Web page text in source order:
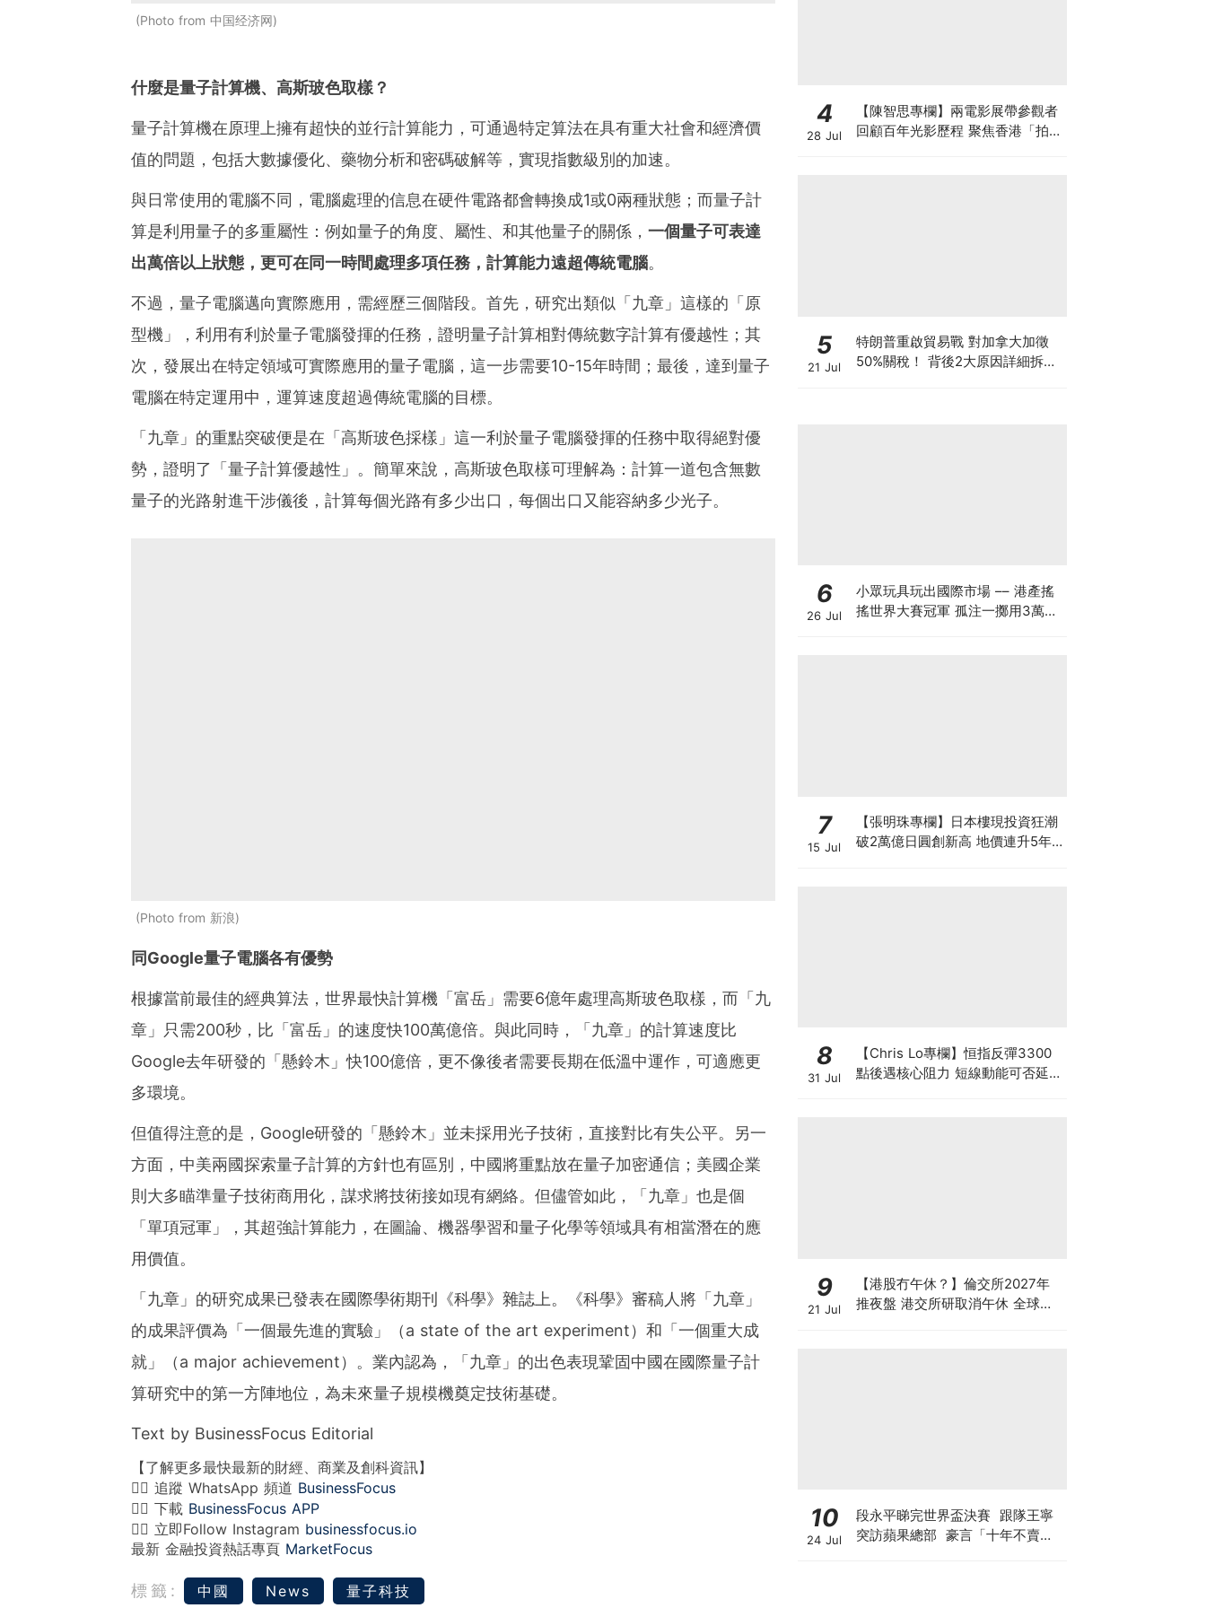
Photo from 中国经济网
什麼是量子計算機、高斯玻色取樣？
量子計算機在原理上擁有超快的並行計算能力，可通過特定算法在具有重大社會和經濟價
值的問題，包括大數據優化、藥物分析和密碼破解等，實現指數級別的加速。
與日常使用的電腦不同，電腦處理的信息在硬件電路都會轉換成1或0兩種狀態；而量子計
算是利用量子的多重屬性：例如量子的角度、屬性、和其他量子的關係， 一個量子可表達
出萬倍以上狀態，更可在同一時間處理多項任務，計算能力遠超傳統電腦。
不過，量子電腦邁向實際應用，需經歷三個階段。首先，研究出類似「九章」這樣的「原
型機」，利用有利於量子電腦發揮的任務，證明量子計算相對傳統數字計算有優越性；其
次，發展出在特定領域可實際應用的量子電腦，這一步需要10-15年時間；最後，達到量子
電腦在特定運用中，運算速度超過傳統電腦的目標。
「九章」的重點突破便是在「高斯玻色採樣」這一利於量子電腦發揮的任務中取得絕對優
勢，證明了「量子計算優越性」。簡單來說，高斯玻色取樣可理解為：計算一道包含無數
量子的光路射進干涉儀後，計算每個光路有多少出口，每個出口又能容納多少光子。
Photo from 新浪
同Google量子電腦各有優勢
根據當前最佳的經典算法，世界最快計算機「富岳」需要6億年處理高斯玻色取樣，而「九
章」只需200秒，比「富岳」的速度快100萬億倍。與此同時，「九章」的計算速度比
Google去年研發的「懸鈴木」快100億倍，更不像後者需要長期在低溫中運作，可適應更
多環境。
但值得注意的是，Google研發的「懸鈴木」並未採用光子技術，直接對比有失公平。另一
方面，中美兩國探索量子計算的方針也有區別，中國將重點放在量子加密通信；美國企業
則大多瞄準量子技術商用化，謀求將技術接如現有網絡。但儘管如此，「九章」也是個
「單項冠軍」，其超強計算能力，在圖論、機器學習和量子化學等領域具有相當潛在的應
用價值。
「九章」的研究成果已發表在國際學術期刊《科學》雜誌上。《科學》審稿人將「九章」
的成果評價為「一個最先進的實驗」（a state of the art experiment）和「一個重大成
就」（a major achievement）。業內認為，「九章」的出色表現鞏固中國在國際量子計
算研究中的第一方陣地位，為未來量子規模機奠定技術基礎。
Text by BusinessFocus Editorial
【了解更多最快最新的財經、商業及創科資訊】
👉🏻 追蹤 WhatsApp 頻道 BusinessFocus
👉🏻 下載 BusinessFocus APP
👉🏻 立即Follow Instagram businessfocus.io
最新 金融投資熱話專頁 MarketFocus
標籤: 中國 News 量子科技
4
28 Jul
【陳智思專欄】兩電影展帶參觀者
回顧百年光影歷程 聚焦香港「拍住
5
21 Jul
特朗普重啟貿易戰 對加拿大加徵
50%關稅！ 背後2大原因詳細拆解
6
26 Jul
小眾玩具玩出國際市場 –– 港產搖
搖世界大賽冠軍 孤注一擲用3萬創
7
15 Jul
【張明珠專欄】日本樓現投資狂潮
破2萬億日圓創新高 地價連升5年
8
31 Jul
【Chris Lo專欄】恒指反彈3300
點後遇核心阻力 短線動能可否延續
9
21 Jul
【港股冇午休？】倫交所2027年
推夜盤 港交所研取消午休 全球交
10
24 Jul
段永平睇完世界盃決賽 跟隊王寧
突訪蘋果總部 豪言「十年不賣泡